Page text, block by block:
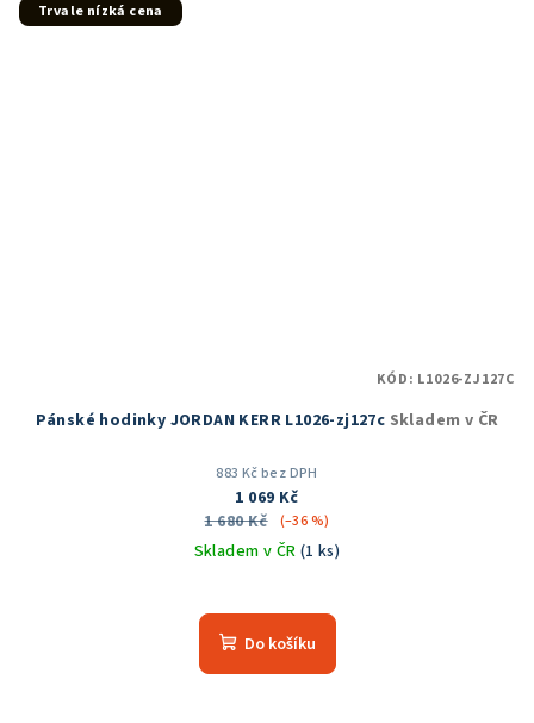
Trvale nízká cena
Pánské hodinky JORDAN KERR L1026-zj127c Skladem v ČR
883 Kč bez DPH
1 069 Kč
1 680 Kč
(–36 %)
Skladem v ČR (1 ks)
hodnocení
produktu
Do košíku
KÓD: L1026-ZJ127C